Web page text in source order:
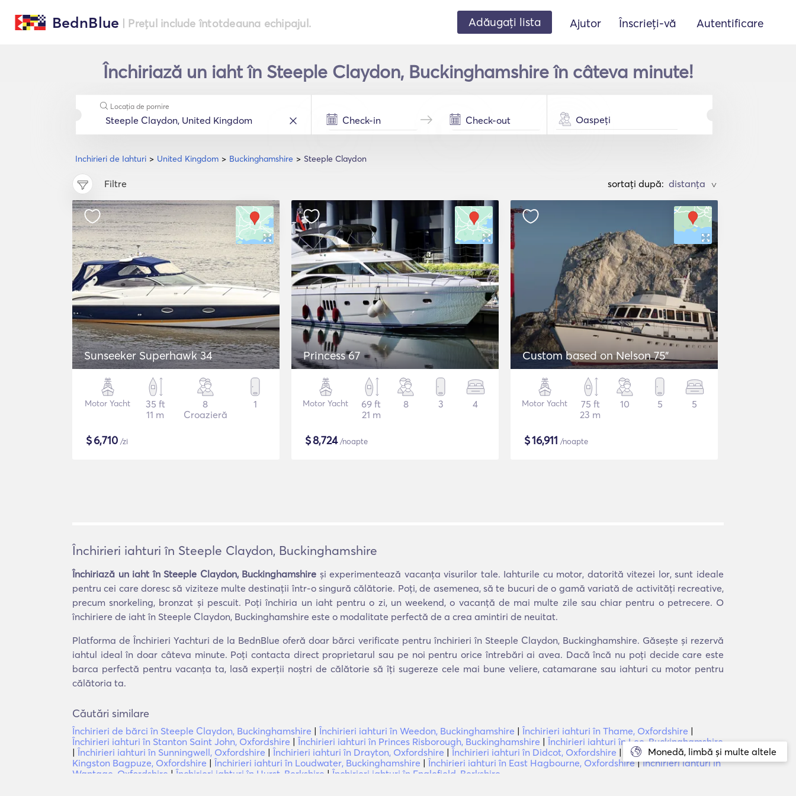
BednBlue | Prețul include întotdeauna echipajul. Adăugați lista Ajutor Înscrieți-vă Autentificare
Închiriază un iaht în Steeple Claydon, Buckinghamshire în câteva minute!
Inchirieri de Iahturi United Kingdom Buckinghamshire Steeple Claydon
Locația de pornire
Oaspeți
Filtre sortați după: >
Sunseeker Superhawk 34
Motor Yacht
35 ft
11 m
8
Croazieră
1
$6,710 /zi
Princess 67
Motor Yacht
69 ft
21 m
8 3 4
$8,724/noapte
Custom based on Nelson 75"
Motor Yacht
75 ft
23 m
10 5 5
$16,911 /noapte
Monedă, limbă și multe altele
Închirieri iahturi în Steeple Claydon, Buckinghamshire
Închiriază un iaht în Steeple Claydon, Buckinghamshire și experimentează vacanța visurilor tale. Iahturile cu motor, datorită vitezei lor, sunt ideale
pentru cei care doresc să viziteze multe destinații într-o singură călătorie. Poți, de asemenea, să te bucuri de o gamă variată de activități recreative,
precum snorkeling, bronzat și pescuit. Poți închiria un iaht pentru o zi, un weekend, o vacanță de mai multe zile sau chiar pentru o petrecere. O
închiriere de iaht în Steeple Claydon, Buckinghamshire este o modalitate perfectă de a crea amintiri de neuitat.
Platforma de Închirieri Yachturi de la BednBlue oferă doar bărci verificate pentru închirieri în Steeple Claydon, Buckinghamshire. Găsește și rezervă
iahtul ideal în doar câteva minute. Poți contacta direct proprietarul sau pe noi pentru orice întrebări ai avea. Dacă încă nu poți decide care este
barca perfectă pentru vacanța ta, lasă experții noștri de călătorie să îți sugereze cele mai bune veliere, catamarane sau iahturi cu motor pentru
călătoria ta.
Căutări similare
Închirieri de bărci în Steeple Claydon, Buckinghamshire | Închirieri iahturi în Weedon, Buckinghamshire | Închirieri iahturi în Thame, Oxfordshire |
Închirieri iahturi în Stanton Saint John, Oxfordshire | Închirieri iahturi în Princes Risborough, Buckinghamshire | Închirieri iahturi în Lee, Buckinghamshire
| Închirieri iahturi în Sunningwell, Oxfordshire | Închirieri iahturi în Drayton, Oxfordshire | Închirieri iahturi în Didcot, Oxfordshire |
Închirieri iahturi în
Kingston Bagpuze, Oxfordshire | Închirieri iahturi în Loudwater, Buckinghamshire | Închirieri iahturi în East Hagbourne, Oxfordshire|Închirieri iahturi în
Wantage, Oxfordshire | Închirieri iahturi în Hurst, Berkshire | Închirieri iahturi în Englefield, Berkshire